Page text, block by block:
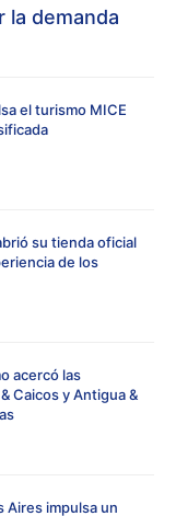
la demanda
el turismo MICE
su tienda oficial
de los
acercó las
Caicos y Antigua &
Aires impulsa un